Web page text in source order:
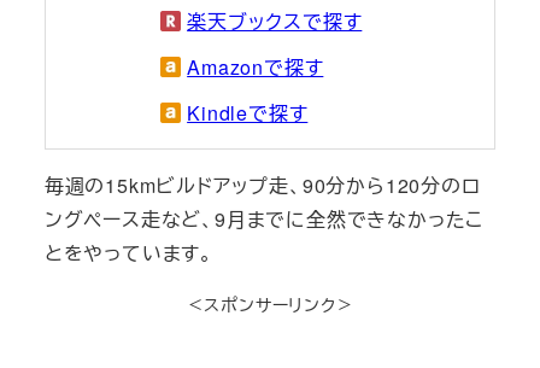
楽天ブックスで探す
Amazonで探す
Kindleで探す
毎週の15kmビルドアップ走、90分から120分のロ
ングペース走など、9月までに全然できなかったこ
とをやっています。
＜スポンサーリンク＞